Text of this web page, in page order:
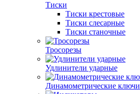
Тиски
Тиски крестовые
Тиски слесарные
Тиски станочные
Тросорезы
Удлинители ударные
Динамометрические ключи